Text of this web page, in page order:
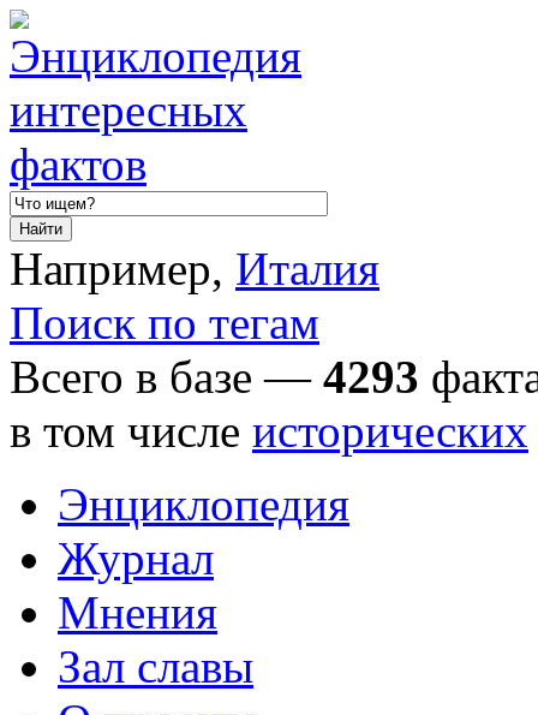
Например, Италия
Поиск по тегам
Всего в базе — 4293
в том числе исторических
Энциклопедия
Журнал
Мнения
Зал славы